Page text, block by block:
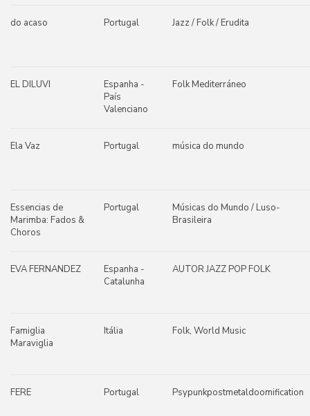
do acaso Portugal Jazz / Folk / Erudita
EL DILUVI
Espanha -
País
Valenciano
Folk Mediterráneo
Ela Vaz Portugal música do mundo
Essencias de
Marimba: Fados &
Choros
Portugal
Músicas do Mundo / Luso-
Brasileira
EVA FERNANDEZ
Espanha -
Catalunha
AUTOR JAZZ POP FOLK
Famiglia
Maraviglia
Itália Folk, World Music
FERE Portugal Psypunkpostmetaldoomification